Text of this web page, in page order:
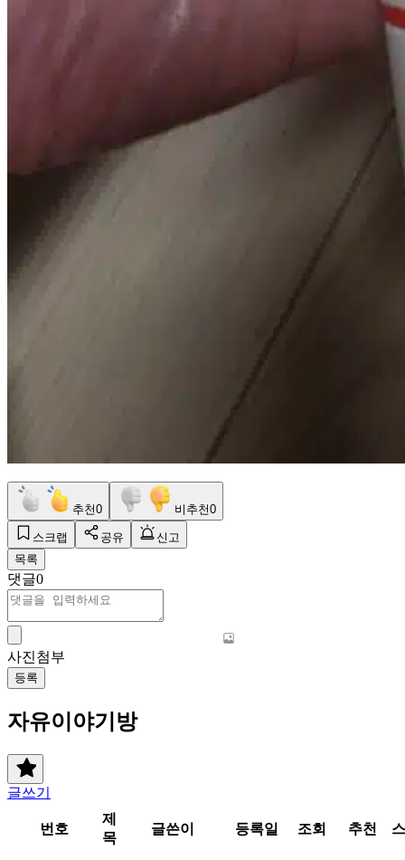
추천0 비추천0
스크랩 공유
신고
목록
댓글0
사진첨부
등록
자유이야기방
글쓰기
번호
제
목
글쓴이 등록일 조회 추천